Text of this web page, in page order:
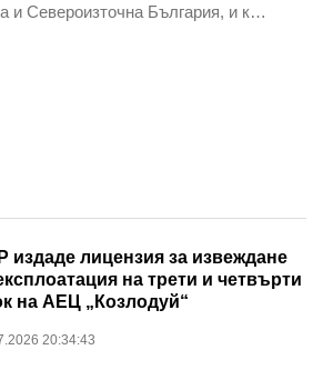
и Североизточна България, и к…
издаде лицензия за извеждане
на трети и четвърти
на АЕЦ „Козлодуй“
20:34:43